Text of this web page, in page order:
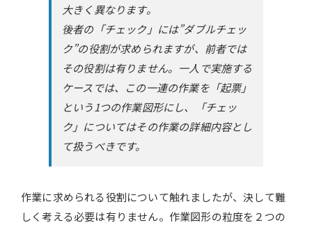
大きく異なります。
後者の「チェック」には”ダブルチェッ
ク”の役割が求められますが、前者では
その役割は有りません。一人で実施する
ケースでは、この一連の作業を「起票」
という1つの作業図形にし、「チェッ
ク」についてはその作業の詳細内容とし
て扱うべきです。
作業に求められる役割について触れましたが、決して難
しく考える必要は有りません。作業図形の粒度を２つの